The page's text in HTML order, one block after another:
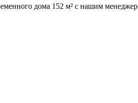
дома 152 м² с нашим